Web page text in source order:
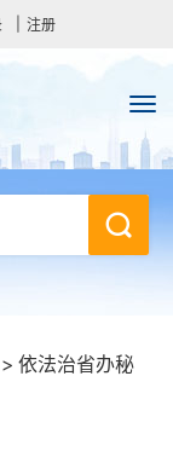
注册
> 依法治省办秘